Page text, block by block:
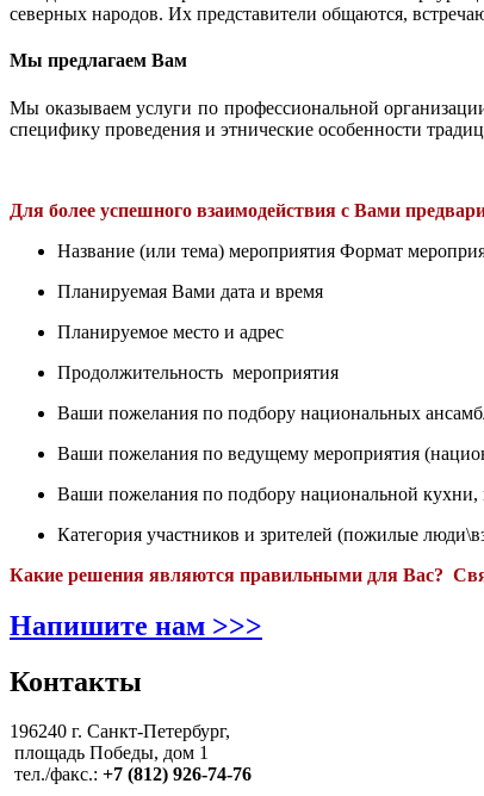
северных народов. Их представители общаются,
Мы предлагаем Вам
Мы оказываем услуги по профессиональной
специфику проведения и этнические особенности
Для более успешного взаимодействия с Вами
Название (или тема) мероприятия Формат
Планируемая Вами дата и время
Планируемое место и адрес
Продолжительность мероприятия
Ваши пожелания по подбору национальных
Ваши пожелания по ведущему мероприятия
Ваши пожелания по подбору национальной
Категория участников и зрителей (пожилые
Какие решения являются правильными для Вас?
Напишите нам >>>
Контакты
196240 г. Санкт-Петербург,
площадь Победы, дом 1
тел./факс.: +7 (812) 926-74-76